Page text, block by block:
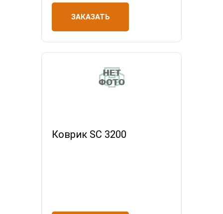
ЗАКАЗАТЬ
Коврик SC 3200